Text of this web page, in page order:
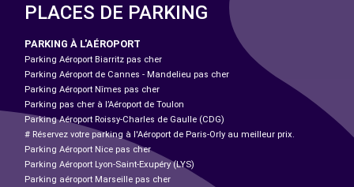
PLACES DE PARKING
PARKING À L'AÉROPORT
Parking Aéroport Biarritz pas cher
Parking Aéroport de Cannes - Mandelieu pas cher
Parking Aéroport Nîmes pas cher
Parking pas cher à l’Aéroport de Toulon
Parking Aéroport Roissy-Charles de Gaulle (CDG)
# Réservez votre parking à l'Aéroport de Paris-Orly au meilleur prix.
Parking Aéroport Nice pas cher
Parking Aéroport Lyon-Saint-Exupéry (LYS)
Parking aéroport Marseille pas cher